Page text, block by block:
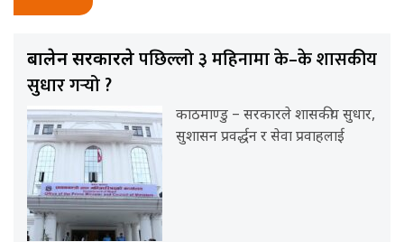
बालेन सरकारलेपछिल्लो ३ महिनामा के–के शासकीय
सुधार गर्‍यो ?
काठमाण्डु – सरकारले शासकीय सुधार,
सुशासन प्रवर्द्धन र सेवा प्रवाहलाई